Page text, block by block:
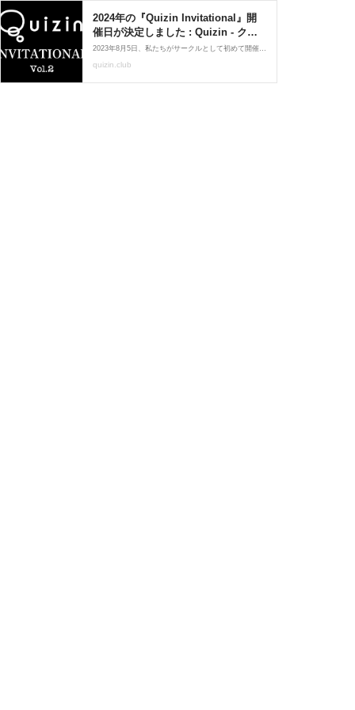
2024年の『Quizin Invitational』開
催日が決定しました : Quizin - クイ
ズで人生をより豊かにする -
2023年8月5日、私たちがサークルとして初めて開催したクイズ大会『Quizin Invitational』。いつもお世話になっている、60人を超えるクイズプレイヤーの皆さんにお越しいただき、予想をはるかに上回る嬉しい反響を頂戴しました。これに味をしめてしまいまして、『Quizin Inv
quizin.club